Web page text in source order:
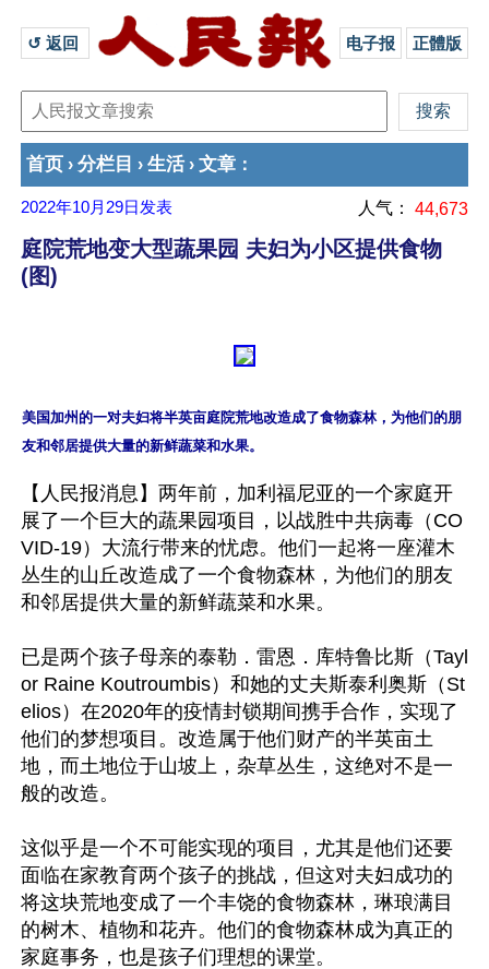
↺ 返回 电子报 正體版
首页 › 分栏目 › 生活 › 文章 ：
2022年10月29日 发表 人气： 44,673
庭院荒地变大型蔬果园 夫妇为小区提供食物
(图)
美国加州的一对夫妇将半英亩庭院荒地改造成了食物森林，为他们的朋
【人民报消息】两年前，加利福尼亚的一个家庭开
展了一个巨大的蔬果园项目，以战胜中共病毒（CO
VID-19）大流行带来的忧虑。他们一起将一座灌木
丛生的山丘改造成了一个食物森林，为他们的朋友
和邻居提供大量的新鲜蔬菜和水果。
已是两个孩子母亲的泰勒．雷恩．库特鲁比斯（Tayl
or Raine Koutroumbis）和她的丈夫斯泰利奥斯（St
elios）在2020年的疫情封锁期间携手合作，实现了
他们的梦想项目。改造属于他们财产的半英亩土
地，而土地位于山坡上，杂草丛生，这绝对不是一
般的改造。
这似乎是一个不可能实现的项目，尤其是他们还要
面临在家教育两个孩子的挑战，但这对夫妇成功的
将这块荒地变成了一个丰饶的食物森林，琳琅满目
的树木、植物和花卉。他们的食物森林成为真正的
家庭事务，也是孩子们理想的课堂。